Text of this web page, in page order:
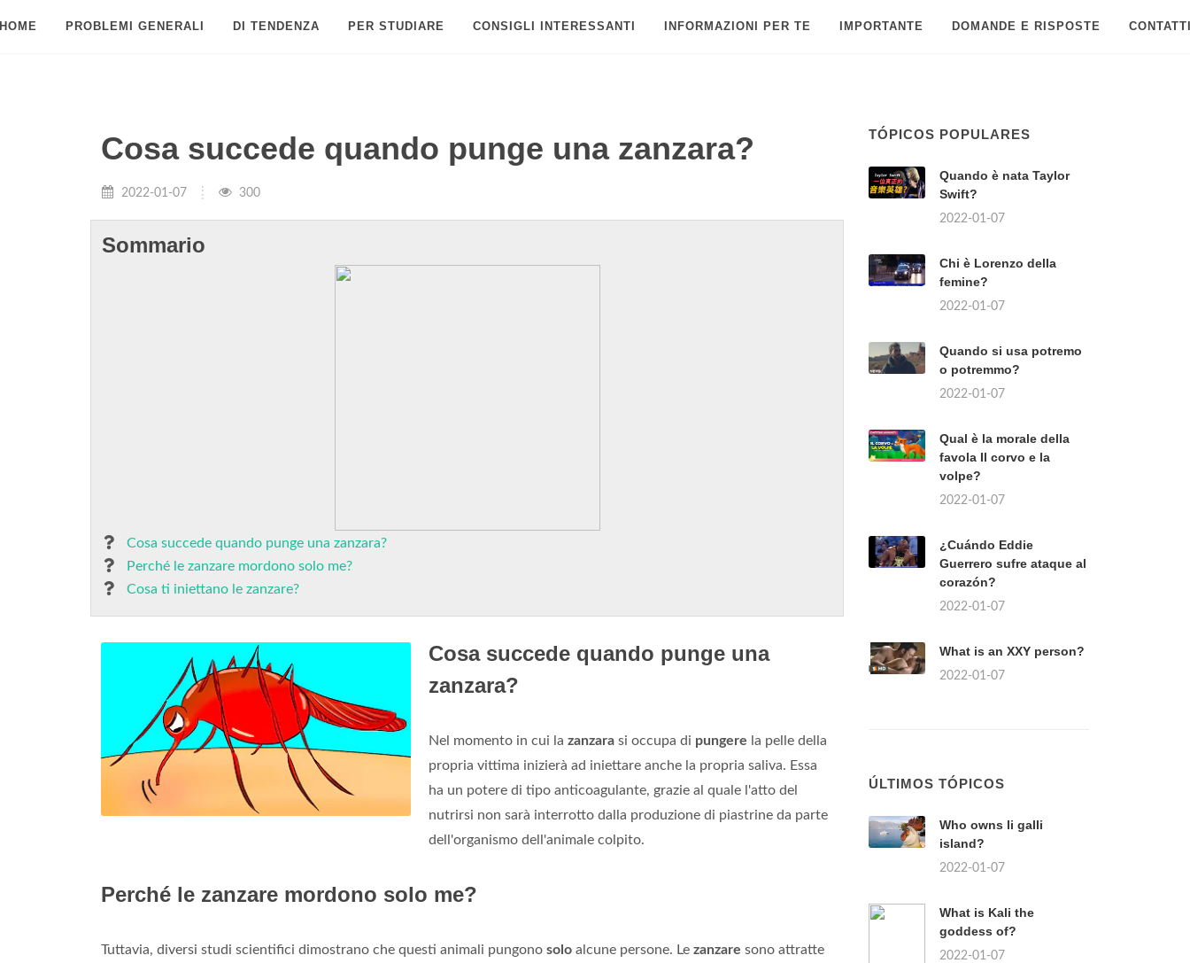
PROBLEMI GENERALI DI TENDENZA PER STUDIARE CONSIGLI INTERESSANTI INFORMAZIONI PER TE IMPORTANTE DOMANDE E RISPOSTE
Cosa succede quando punge una zanzara?
2022-01-07 300
Sommario
Cosa succede quando punge una zanzara?
Perché le zanzare mordono solo me?
Cosa ti iniettano le zanzare?
Cosa succede quando punge una
zanzara?
Nel momento in cui la zanzara si occupa di pungere la pelle della
propria vittima inizierà ad iniettare anche la propria saliva. Essa
ha un potere di tipo anticoagulante, grazie al quale l'atto del
nutrirsi non sarà interrotto dalla produzione di piastrine da parte
dell'organismo dell'animale colpito.
Perché le zanzare mordono solo me?
Tuttavia, diversi studi scientifici dimostrano che questi animali pungono solo alcune persone. Le zanzare sono attratte
TÓPICOS POPULARES
Quando è nata Taylor
Swift?
2022-01-07
Chi è Lorenzo della
femine?
2022-01-07
Quando si usa potremo
o potremmo?
2022-01-07
Qual è la morale della
favola Il corvo e la
volpe?
2022-01-07
¿Cuándo Eddie
Guerrero sufre ataque al
corazón?
2022-01-07
What is an XXY person?
2022-01-07
ÚLTIMOS TÓPICOS
Who owns li galli
island?
2022-01-07
What is Kali the
goddess of?
2022-01-07